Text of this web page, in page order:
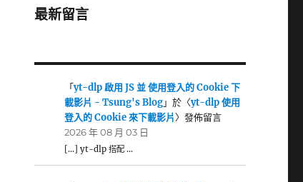
最新留言
「yt-dlp 啟用 JS 並 使用登入的 Cookie 下
載影片 - Tsung's Blog」於〈yt-dlp 使用
登入的 Cookie 來下載影片〉發佈留言
2026 年 08 月 03 日
[…] yt-dlp 搭配 …